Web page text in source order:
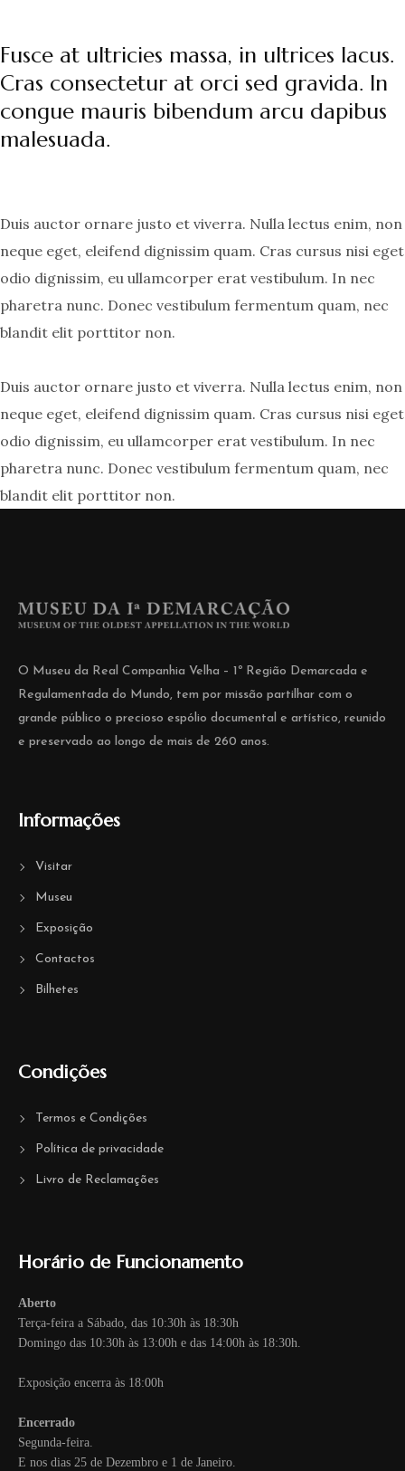
Fusce at ultricies massa, in ultrices lacus.
Cras consectetur at orci sed gravida. In
congue mauris bibendum arcu dapibus
malesuada.
Duis auctor ornare justo et viverra. Nulla lectus enim, non
neque eget, eleifend dignissim quam. Cras cursus nisi eget
odio dignissim, eu ullamcorper erat vestibulum. In nec
pharetra nunc. Donec vestibulum fermentum quam, nec
blandit elit porttitor non.
Duis auctor ornare justo et viverra. Nulla lectus enim, non
neque eget, eleifend dignissim quam. Cras cursus nisi eget
odio dignissim, eu ullamcorper erat vestibulum. In nec
pharetra nunc. Donec vestibulum fermentum quam, nec
blandit elit porttitor non.
O Museu da Real Companhia Velha – 1º Região Demarcada e
Regulamentada do Mundo, tem por missão partilhar com o
grande público o precioso espólio documental e artístico, reunido
e preservado ao longo de mais de 260 anos.
Informações
Visitar
Museu
Exposição
Contactos
Bilhetes
Condições
Termos e Condições
Política de privacidade
Livro de Reclamações
Horário de Funcionamento
Aberto
Terça-feira a Sábado, das 10:30h às 18:30h
Domingo das 10:30h às 13:00h e das 14:00h às 18:30h.
Exposição encerra às 18:00h
Encerrado
Segunda-feira.
E nos dias 25 de Dezembro e 1 de Janeiro.